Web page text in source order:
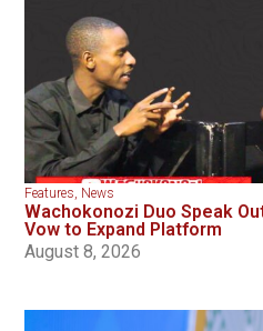
Features, News
Wachokonozi Duo Speak
Vow to Expand Platform
August 8, 2026